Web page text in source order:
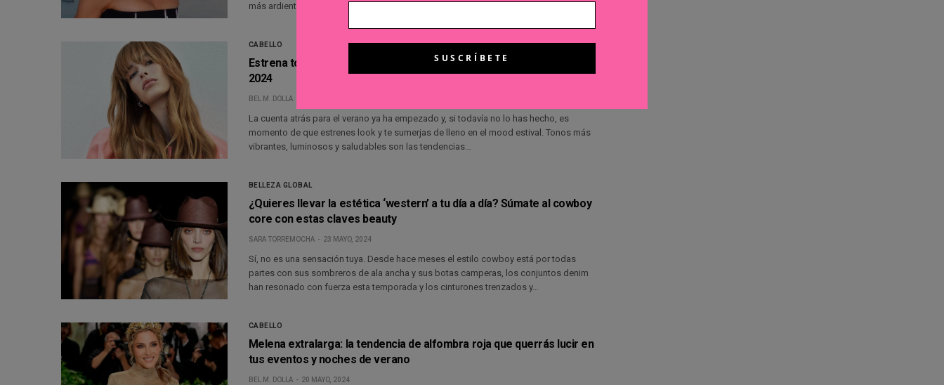
más ardiente, la verbena de San Juan, pero las noches estivales…
CABELLO
Estrena tono inspirándote en estas 4 tendencias de color para verano
2024
BEL M. DOLLA
La cuenta atrás para el verano ya ha empezado y, si todavía no lo has hecho, es
momento de que estrenes look y te sumerjas de lleno en el mood estival. Tonos más
vibrantes, luminosos y saludables son las tendencias…
BELLEZA GLOBAL
¿Quieres llevar la estética ‘western’ a tu día a día? Súmate al cowboy
core con estas claves beauty
SARA TORREMOCHA 23 MAYO, 2024
Sí, no es una sensación tuya. Desde hace meses el estilo cowboy está por todas
partes con sus sombreros de ala ancha y sus botas camperas, los conjuntos denim
han resonado con fuerza esta temporada y los cinturones trenzados y…
CABELLO
Melena extralarga: la tendencia de alfombra roja que querrás lucir en
tus eventos y noches de verano
BEL M. DOLLA 20 MAYO, 2024